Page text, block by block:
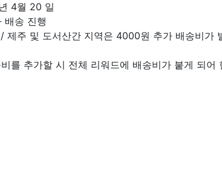
4월 20 일
배송 진행
주 및 도서산간 지역은 4000원 추가 배송비가
를 추가할 시 전체 리워드에 배송비가 붙게 되